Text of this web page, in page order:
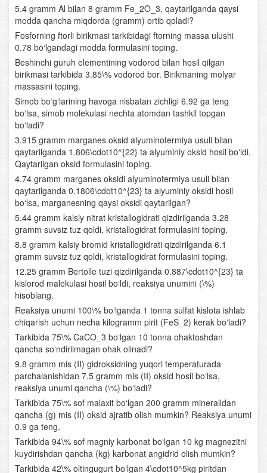
5.4 gramm Al bilan 8 gramm Fe_2O_3, qaytarilganda qaysi
modda qancha miqdorda (gramm) ortib qoladi?
Fosforning ftorli birikmasi tarkibidagi ftorning massa ulushi
0.78 bo‘lgandagi modda formulasini toping.
Beshinchi guruh elementining vodorod bilan hosil qilgan
birikmasi tarkibida 3.85\% vodorod bor. Birikmaning molyar
massasini toping.
Simob bo‘g‘larining havoga nisbatan zichligi 6.92 ga teng
bo‘lsa, simob molekulasi nechta atomdan tashkil topgan
bo‘ladi?
3.915 gramm marganes oksid alyuminotermiya usuli bilan
qaytarilganda 1.806\cdot10^{22} ta alyuminiy oksid hosil bo‘ldi.
Qaytarilgan oksid formulasini toping.
4.74 gramm marganes oksidi alyuminotermiya usuli bilan
qaytarilganda 0.1806\cdot10^{23} ta alyuminiy oksidi hosil
bo‘lsa, marganesning qaysi oksidi qaytarilgan?
5.44 gramm kalsiy nitrat kristallogidrati qizdirilganda 3.28
gramm suvsiz tuz qoldi, kristallogidrat formulasini toping.
8.8 gramm kalsiy bromid kristallogidrati qizdirilganda 6.1
gramm suvsiz tuz qoldi, kristallogidrat formulasini toping.
12.25 gramm Bertolle tuzi qizdirilganda 0.887\cdot10^{23} ta
kislorod malekulasi hosil bo‘ldi, reaksiya unumini (\%)
hisoblang.
Reaksiya unumi 100\% bo‘lganda 1 tonna sulfat kislota ishlab
chiqarish uchun necha kilogramm pirit (FeS_2) kerak bo‘ladi?
Tarkibida 75\% CaCO_3 bo‘lgan 10 tonna ohaktoshdan
qancha so‘ndirilmagan ohak olinadi?
9.8 gramm mis (II) gidroksidning yuqori temperaturada
parchalanishidan 7.5 gramm mis (II) oksid hosil bo‘lsa,
reaksiya unumi qancha (\%) bo‘ladi?
Tarkibida 75\% sof malaxit bo‘lgan 200 gramm mineralldan
qancha (g) mis (II) oksid ajratib olish mumkin? Reaksiya unumi
0.9 ga teng.
Tarkibida 94\% sof magniy karbonat bo‘lgan 10 kg magnezitni
kuydirishdan qancha (kg) karbonat angidrid olish mumkin?
Tarkibida 42\% oltingugurt bo‘lgan 4\cdot10^5kg piritdan